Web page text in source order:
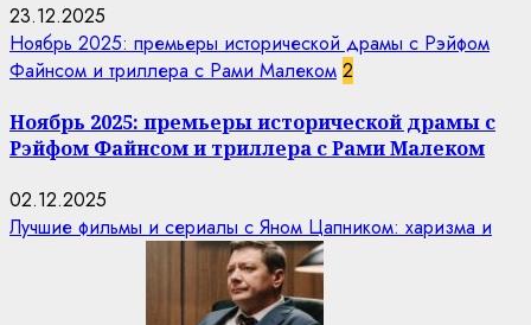
23.12.2025
Ноябрь 2025: премьеры исторической драмы с Рэйфом
Файнсом и триллера с Рами Малеком 2
Ноябрь 2025: премьеры исторической драмы с
Рэйфом Файнсом и триллера с Рами Малеком
02.12.2025
Лучшие фильмы и сериалы с Яном Цапником: харизма и